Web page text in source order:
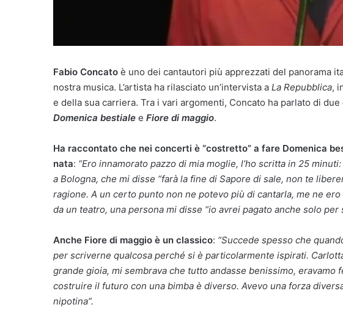
Fabio Concato è uno dei cantautori più apprezzati del panorama
nostra musica. L’artista ha rilasciato un’intervista a La Repubblica,
e della sua carriera. Tra i vari argomenti, Concato ha parlato di
Domenica bestiale e Fiore di maggio.
Ha raccontato che nei concerti è “costretto” a fare Domenica
nata: “Ero innamorato pazzo di mia moglie, l’ho scritta in 25
a Bologna, che mi disse “farà la fine di Sapore di sale, non te
ragione. A un certo punto non ne potevo più di cantarla, me ne
da un teatro, una persona mi disse “io avrei pagato anche solo
Anche Fiore di maggio è un classico: “Succede spesso che
per scriverne qualcosa perché si è particolarmente ispirati.
grande gioia, mi sembrava che tutto andasse benissimo, eravamo
costruire il futuro con una bimba è diverso. Avevo una forza
nipotina”.